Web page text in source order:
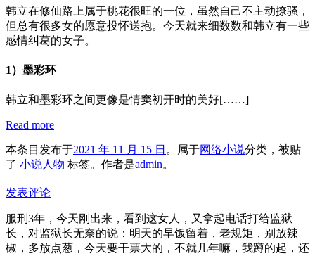
韩立在修仙路上属于桃花很旺的一位，虽然自己不主动撩骚，
但总有很多女的愿意投怀送抱。今天就来细数数和韩立有一些
感情纠葛的女子。
1）墨彩环
韩立和墨彩环之间更像是情窦初开时的美好[……]
Read more
本条目发布于2021 年 11 月 15 日 。属于网络小说分类，被贴
了 小说人物 标签。 作者是admin。
发表评论
服刑3年，今天刚出来，看到这女人，又拿起电话打给监狱
长，对监狱长无奈的说：明天的早饭留着，老规矩，别放辣
椒，多放点葱，今天要干票大的，不就几年嘛，我蹲的起，还